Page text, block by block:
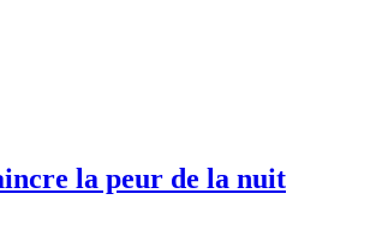
la peur de la nuit